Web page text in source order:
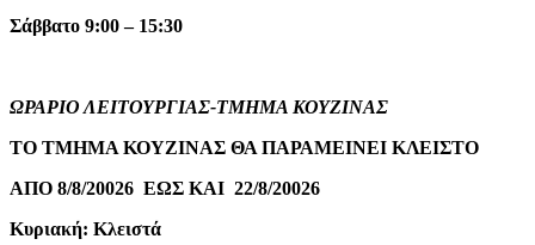
Σάββατο 9:00 – 15:30
ΩΡΑΡΙΟ ΛΕΙΤΟΥΡΓΙΑΣ-ΤΜΗΜΑ ΚΟΥΖΙΝΑΣ
ΤΟ ΤΜΗΜΑ ΚΟΥΖΙΝΑΣ ΘΑ ΠΑΡΑΜΕΙΝΕΙ ΚΛΕΙΣΤΟ
ΑΠΟ 8/8/20026 ΕΩΣ ΚΑΙ 22/8/20026
Κυριακή: Κλειστά